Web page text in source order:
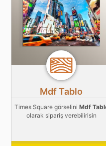
Mdf Tablo
Times Square görselini Mdf
olarak sipariş verebilirisin